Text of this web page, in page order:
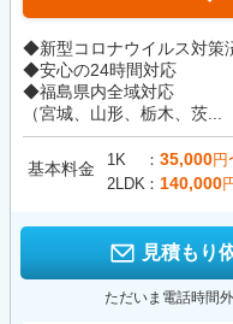
◆新型コロナウイルス対策
◆安心の24時間対応
◆福島県内全域対応
（宮城、山形、栃木、茨...
基本料金 1K 35,000円
2LDK
140,000
見積もり
ただいま電話時間